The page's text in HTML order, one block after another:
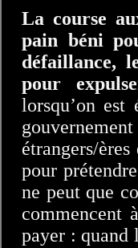
La course
pain béni
défaillance,
pour
lorsqu’on est
étrangers/
pour
ne peut que
commencent
payer :